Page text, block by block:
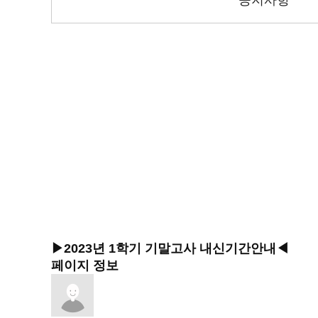
▶2023년 1학기 기말고사 내신기간안내◀
페이지 정보